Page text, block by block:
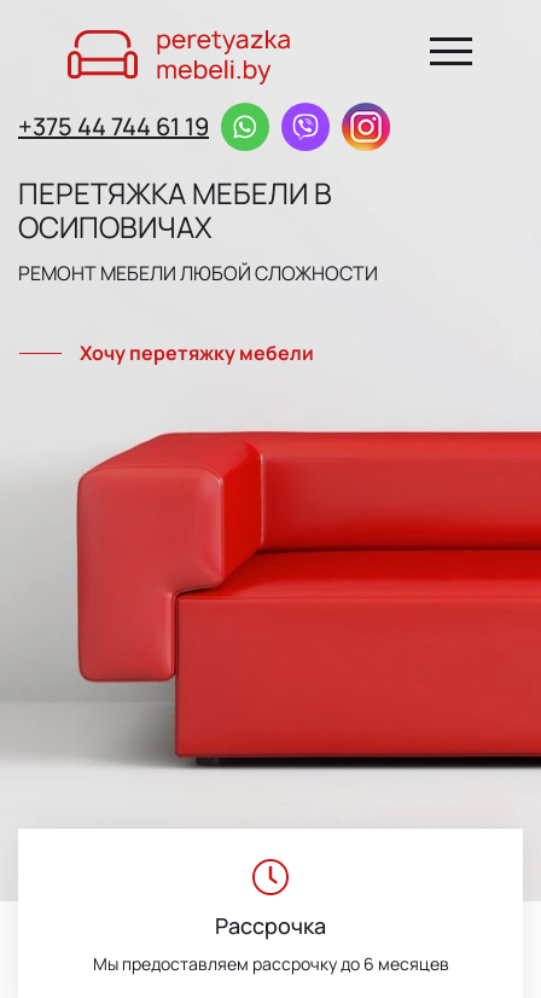
+375 44 744 61 19
ПЕРЕТЯЖКА МЕБЕЛИ В
ОСИПОВИЧАХ
РЕМОНТ МЕБЕЛИ ЛЮБОЙ СЛОЖНОСТИ
Хочу перетяжку мебели
Рассрочка
Мы предоставляем рассрочку до 6 месяцев